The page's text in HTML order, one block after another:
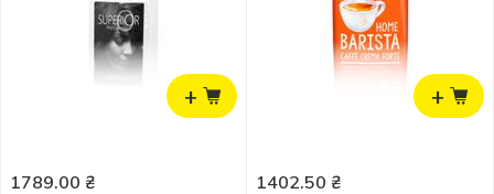
+
1789.00 ₴
+
1402.50 ₴